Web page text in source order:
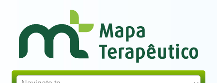
Mapa Terapêutico